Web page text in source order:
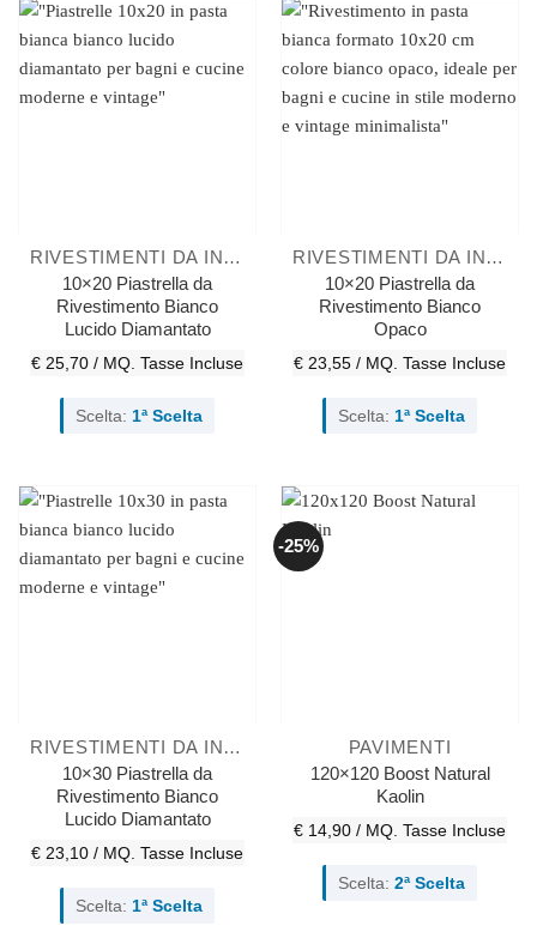
RIVESTIMENTI DA INTERNO
10×20 Piastrella da
Rivestimento Bianco
Lucido Diamantato
€ 25,70 / MQ. Tasse Incluse
Scelta: 1ª Scelta
RIVESTIMENTI DA INTERNO
10×20 Piastrella da
Rivestimento Bianco
Opaco
€ 23,55 / MQ. Tasse Incluse
Scelta: 1ª Scelta
RIVESTIMENTI DA INTERNO
10×30 Piastrella da
Rivestimento Bianco
Lucido Diamantato
€ 23,10 / MQ. Tasse Incluse
Scelta: 1ª Scelta
-25%
PAVIMENTI
120×120 Boost Natural
Kaolin
€ 14,90 / MQ. Tasse Incluse
Scelta: 2ª Scelta